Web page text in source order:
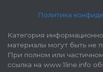
Политика
Категория
материалы могут быть не
При полном или
ссылка на www.1line.info